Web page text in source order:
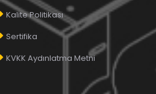
Kalite Politikası
Sertifika
KVKK Aydınlatma Metni